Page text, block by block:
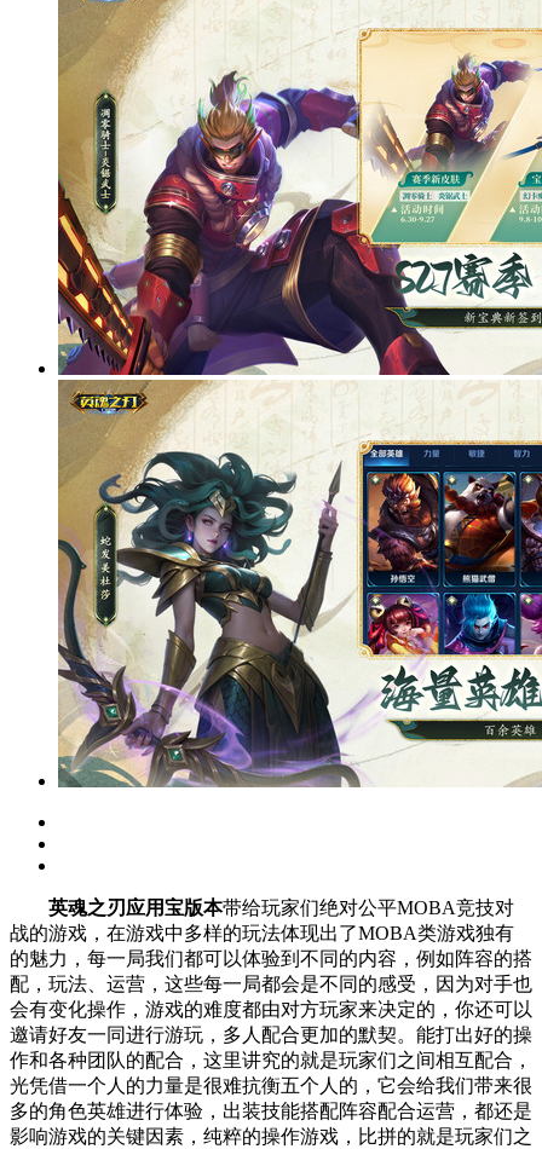
英魂之刃应用宝版本带给玩家们绝对公平MOBA竞技对
战的游戏，在游戏中多样的玩法体现出了MOBA类游戏独有
的魅力，每一局我们都可以体验到不同的内容，例如阵容的搭
配，玩法、运营，这些每一局都会是不同的感受，因为对手也
会有变化操作，游戏的难度都由对方玩家来决定的，你还可以
邀请好友一同进行游玩，多人配合更加的默契。能打出好的操
作和各种团队的配合，这里讲究的就是玩家们之间相互配合，
光凭借一个人的力量是很难抗衡五个人的，它会给我们带来很
多的角色英雄进行体验，出装技能搭配阵容配合运营，都还是
影响游戏的关键因素，纯粹的操作游戏，比拼的就是玩家们之